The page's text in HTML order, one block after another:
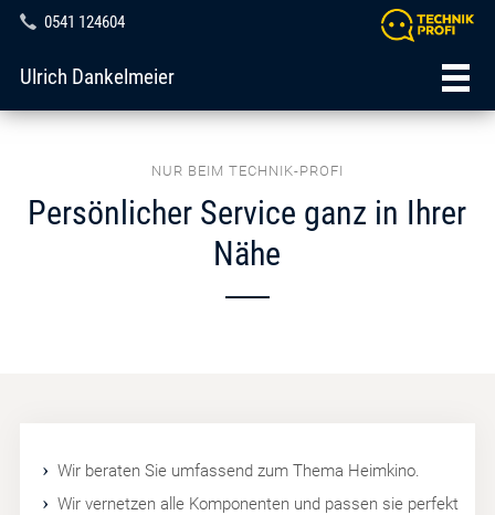
0541 124604
Ulrich Dankelmeier
NUR BEIM TECHNIK-PROFI
Persönlicher Service ganz in Ihrer
Nähe
Wir beraten Sie umfassend zum Thema Heimkino.
Wir vernetzen alle Komponenten und passen sie perfekt